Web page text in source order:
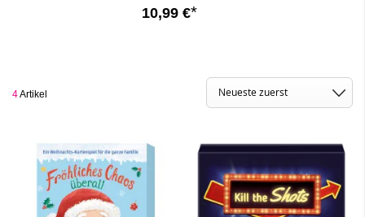
10,99 €
4Artikel